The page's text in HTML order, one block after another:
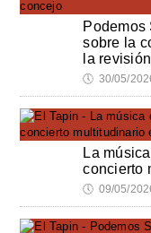
Podemos
sobre la
la
🕔 30/05/
La
concierto
🕔 09/05/